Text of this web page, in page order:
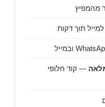
מהמפיץ
תוך דקות
— קוד חלופי